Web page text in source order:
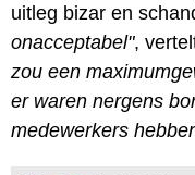
uitleg bizar en
onacceptabel",
zou een
er waren nergens
medewerkers